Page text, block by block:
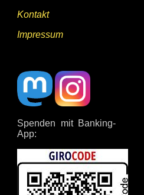
Kontakt
Impressum
Spenden mit Banking-
App: